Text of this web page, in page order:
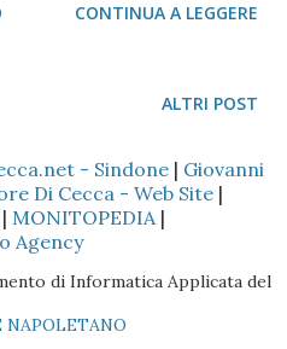
fabbrica (sarò bravo io, ma
molto intelligente dei CD
in un altro post, anche il
) da diverso tempo si
e squallidi sistemi di
quasi a dire che il disco
(quando poi sappiamo
modo, l'affidabilità di un HDD
CONTINUA A LEGGERE
ALTRI POST
- Sindone | Giovanni
Di Cecca - Web Site |
| MONITOPEDIA |
Agency
di Informatica Applicata del
NAPOLETANO